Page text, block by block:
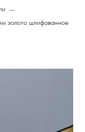
→
золото шлифованное